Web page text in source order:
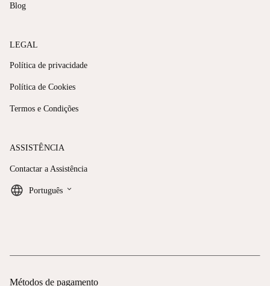
Blog
LEGAL
Política de privacidade
Política de Cookies
Termos e Condições
ASSISTÊNCIA
Contactar a Assistência
Português keyboard_arrow_down
Métodos de pagamento